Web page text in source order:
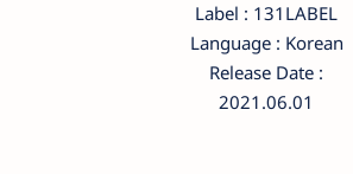
Label : 131LABEL
Language : Korean
Release Date :
2021.06.01